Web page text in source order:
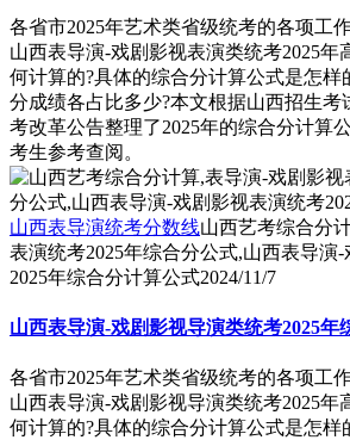
各省市2025年艺术类省级统考的各项工
山西表导演-戏剧影视表演类统考2025年
何计算的?具体的综合分计算公式是怎样
分成绩各占比多少?本文根据山西招生考
考改革公告整理了2025年的综合分计算
考生参考查阅。
山西表导演统考分数线山西艺考综合分
表演统考2025年综合分公式,山西表导演
2025年综合分计算公式2024/11/7
山西表导演-戏剧影视导演类统考2025年
各省市2025年艺术类省级统考的各项工
山西表导演-戏剧影视导演类统考2025年
何计算的?具体的综合分计算公式是怎样